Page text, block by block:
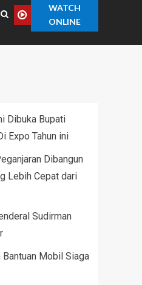
WATCH
ONLINE
Dibuka Bupati
Expo Tahun ini
Dibangun
Lebih Cepat dari
Sudirman
Bantuan Mobil Siaga